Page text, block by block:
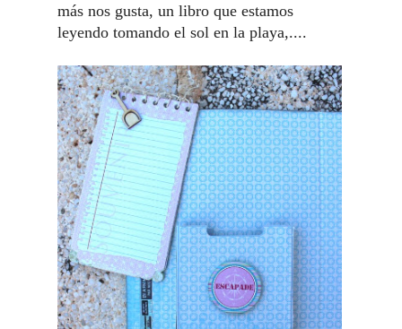
más nos gusta, un libro que estamos
leyendo tomando el sol en la playa,....